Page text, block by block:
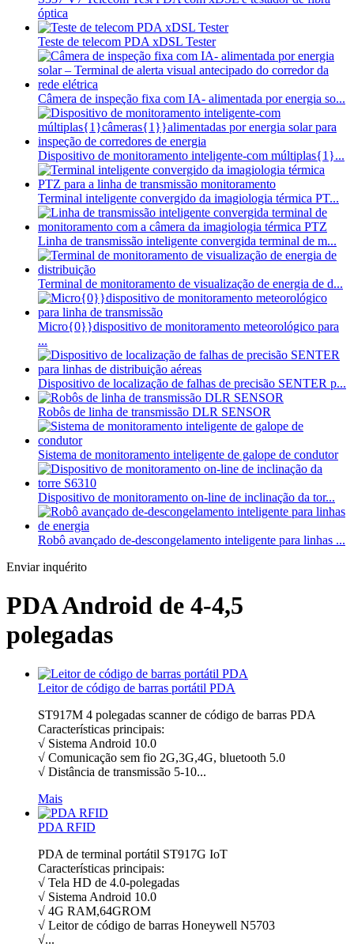
óptica
Teste de telecom PDA xDSL Tester
Câmera de inspeção fixa com IA- alimentada por energia so...
Dispositivo de monitoramento inteligente-com múltiplas{1}...
Terminal inteligente convergido da imagiologia térmica PT...
Linha de transmissão inteligente convergida terminal de m...
Terminal de monitoramento de visualização de energia de d...
Micro{0}}dispositivo de monitoramento meteorológico para
...
Dispositivo de localização de falhas de precisão SENTER p...
Robôs de linha de transmissão DLR SENSOR
Sistema de monitoramento inteligente de galope de condutor
Dispositivo de monitoramento on-line de inclinação da tor...
Robô avançado de-descongelamento inteligente para linhas ...
Enviar inquérito
PDA Android de 4-4,5
polegadas
Leitor de código de barras portátil PDA
ST917M 4 polegadas scanner de código de barras PDA
Características principais:
√ Sistema Android 10.0
√ Comunicação sem fio 2G,3G,4G, bluetooth 5.0
√ Distância de transmissão 5-10...
Mais
PDA RFID
PDA de terminal portátil ST917G IoT
Características principais:
√ Tela HD de 4.0-polegadas
√ Sistema Android 10.0
√ 4G RAM,64GROM
√ Leitor de código de barras Honeywell N5703
√...